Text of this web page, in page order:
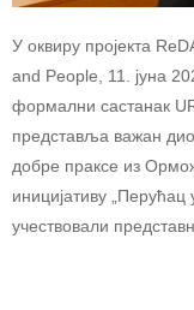
У оквиру пројекта
and People, 11. јуна
формални састанак
представља важан
добре праксе из
иницијативу
учествовали